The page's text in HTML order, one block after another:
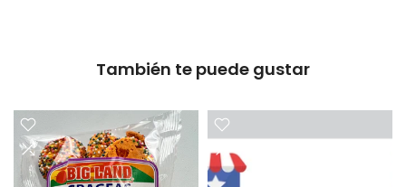
También te puede gustar